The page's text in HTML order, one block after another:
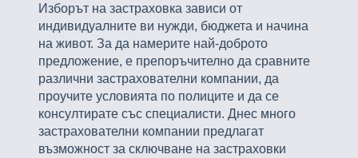
Изборът на застраховка зависи от
индивидуалните ви нужди, бюджета и начина
на живот. За да намерите най-доброто
предложение, е препоръчително да сравните
различни застрахователни компании, да
проучите условията по полиците и да се
консултирате със специалисти. Днес много
застрахователни компании предлагат
възможност за сключване на застраховки